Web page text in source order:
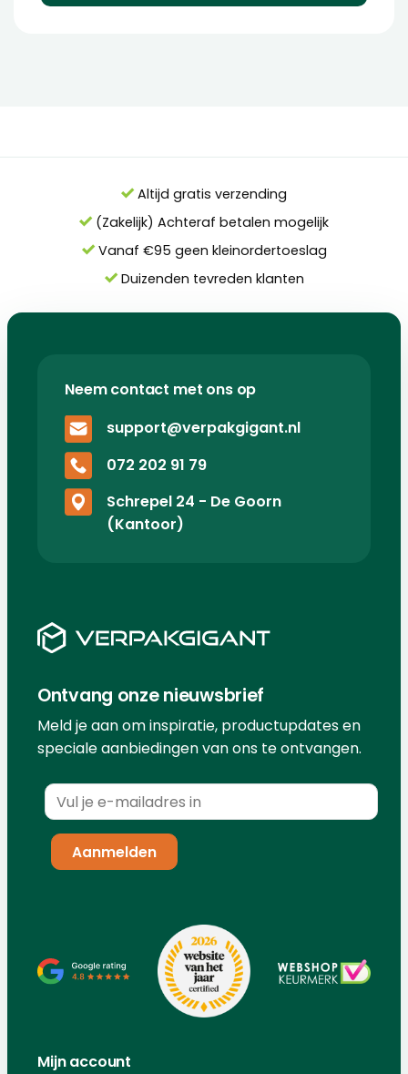
Altijd gratis verzending
(Zakelijk) Achteraf betalen mogelijk
Vanaf €95 geen kleinordertoeslag
Duizenden tevreden klanten
Neem contact met ons op
support@verpakgigant.nl
072 202 91 79
Schrepel 24 - De Goorn
(Kantoor)
Ontvang onze nieuwsbrief
Meld je aan om inspiratie, productupdates en
speciale aanbiedingen van ons te ontvangen.
Mijn account